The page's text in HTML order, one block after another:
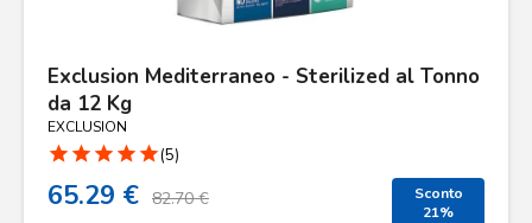
Exclusion Mediterraneo - Sterilized al Tonno
da 12 Kg
EXCLUSION
star star star star star(5)
65.29 € 82.70 €
Sconto
21%